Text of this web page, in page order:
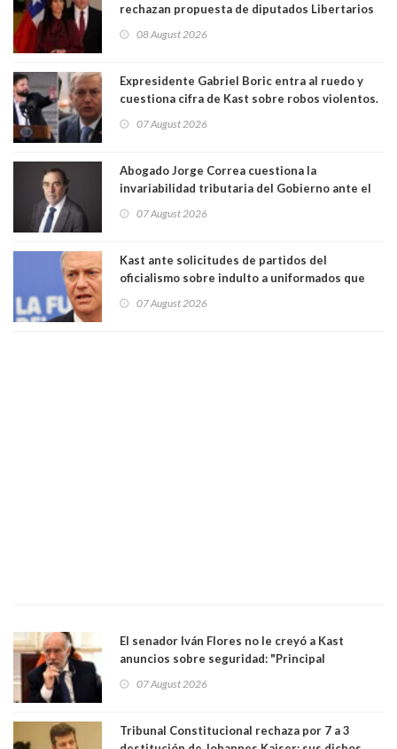
rechazan propuesta de diputados Libertarios
"Constituye un camino equivocado"
08 August 2026
Expresidente Gabriel Boric entra al ruedo y
cuestiona cifra de Kast sobre robos violentos.
07 August 2026
Abogado Jorge Correa cuestiona la
invariabilidad tributaria del Gobierno ante el
democracia” y "defendemos la alternancia en el
07 August 2026
Kast ante solicitudes de partidos del
oficialismo sobre indulto a uniformados que
07 August 2026
El senador Iván Flores no le creyó a Kast
anuncios sobre seguridad: "Principal
perseguir ruta del dinero y levantar secreto
07 August 2026
Tribunal Constitucional rechaza por 7 a 3